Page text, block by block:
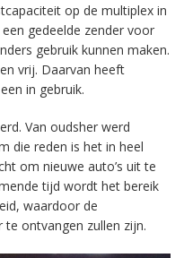
op de multiplex in
gedeelde zender voor
gebruik kunnen maken.
vrij. Daarvan heeft
in gebruik.
Van oudsher werd
die reden is het in heel
om nieuwe auto’s uit te
tijd wordt het bereik
waardoor de
ontvangen zullen zijn.